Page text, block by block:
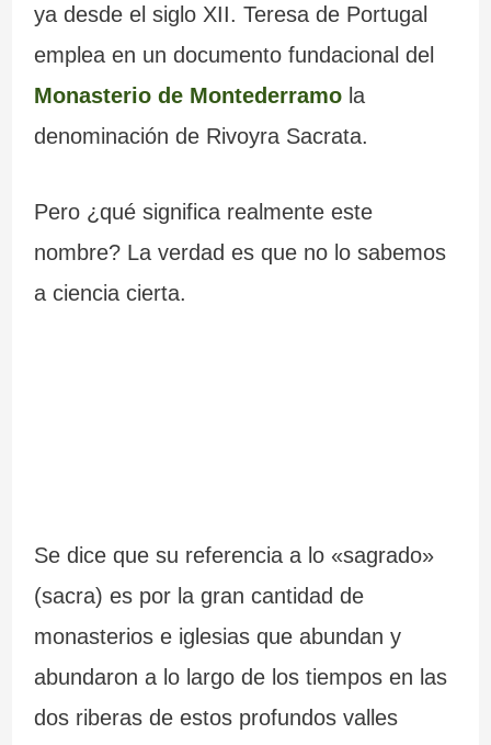
ya desde el siglo XII. Teresa de Portugal
emplea en un documento fundacional del
Monasterio de Montederramo la
denominación de Rivoyra Sacrata.
Pero ¿qué significa realmente este
nombre? La verdad es que no lo sabemos
a ciencia cierta.
Se dice que su referencia a lo «sagrado»
(sacra) es por la gran cantidad de
monasterios e iglesias que abundan y
abundaron a lo largo de los tiempos en las
dos riberas de estos profundos valles